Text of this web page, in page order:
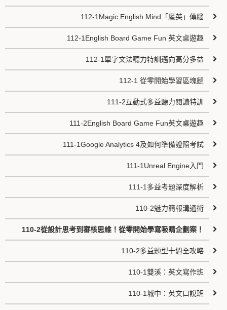
112-1Magic English Mind「魔英」傳腦
112-1English Board Game Fun 英文桌遊趣
112-1單字文法聽力特訓邁向高分多益
112-1 從零開始學習區塊鏈
111-2互動式多益聽力閱讀特訓
111-2English Board Game Fun英文桌遊趣
111-1Google Analytics 4及如何準備證照考試
111-1Unreal Engine入門
111-1多益考題深度解析
110-2魅力簡報溝通術
110-2從設計思考到審核思維！從零開始學寫吸睛企劃案！
110-2多益題型十週全攻略
110-1雙溪：英文寫作班
110-1城中：英文口說班